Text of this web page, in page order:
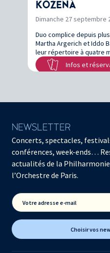
KOŽENÁ
Dimanche 27 septembre
Duo complice depuis
Martha Argerich et Iddo
leur répertoire à quatre
Infos et
NEWSLETTER
Concerts, spectacles,
conférences, week-ends…
actualités de la Philharmonie
l’Orchestre de Paris.
Votre adresse e-mail
Choisir vos